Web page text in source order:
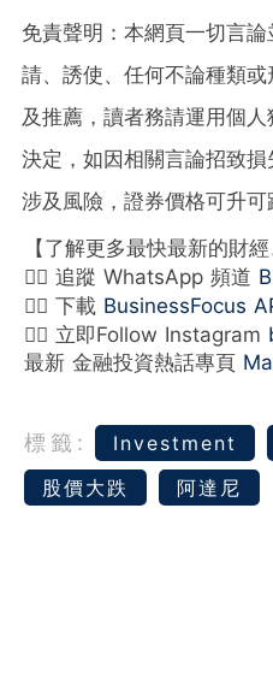
免責聲明：本網頁一切言
請、誘使、任何不論種類
及推薦，讀者務請運用個
決定，如因相關言論招致
涉及風險，證券價格可升可
【了解更多最快最新的財
👉🏻 追蹤 WhatsApp 頻道
👉🏻 下載 BusinessFocus
👉🏻 立即Follow Instagram
最新 金融投資熱話專頁
標籤: Investment
股價大跌
阿達尼